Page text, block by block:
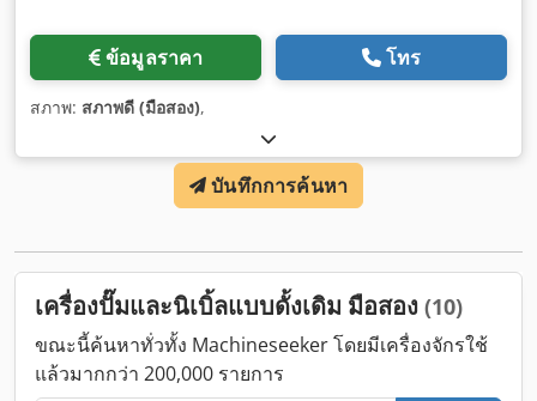
ข้อมูลราคา โทร
สภาพ: สภาพดี (มือสอง),
บันทึกการค้นหา
เครื่องปั๊มและนิเบิ้ลแบบดั้งเดิม มือสอง (10)
ขณะนี้ค้นหาทั่วทั้ง Machineseeker โดยมีเครื่องจักรใช้
แล้วมากกว่า 200,000 รายการ